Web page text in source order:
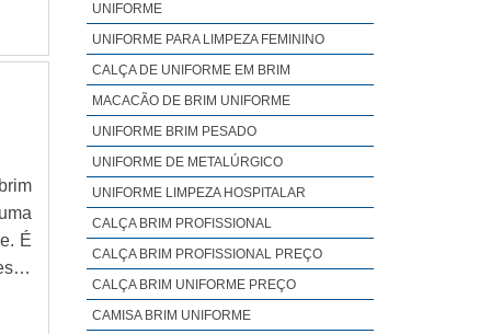
É
UNIFORME
UNIFORME PARA LIMPEZA FEMININO
CALÇA DE UNIFORME EM BRIM
MACACÃO DE BRIM UNIFORME
UNIFORME BRIM PESADO
UNIFORME DE METALÚRGICO
UNIFORME LIMPEZA HOSPITALAR
CALÇA BRIM PROFISSIONAL
CALÇA BRIM PROFISSIONAL PREÇO
CALÇA BRIM UNIFORME PREÇO
CAMISA BRIM UNIFORME